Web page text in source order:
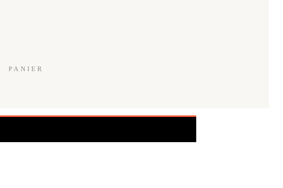
PANIER